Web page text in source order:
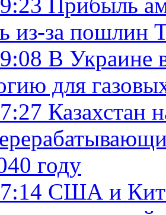
из-за пошлин
В Украине
для
Казахстан
году
США и